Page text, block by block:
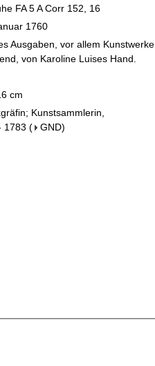
FA 5 A Corr 152, 16
1760
Ausgaben, vor allem Kunstwerke
von Karoline Luises Hand.
cm
Kunstsammlerin,
1783 ( GND)